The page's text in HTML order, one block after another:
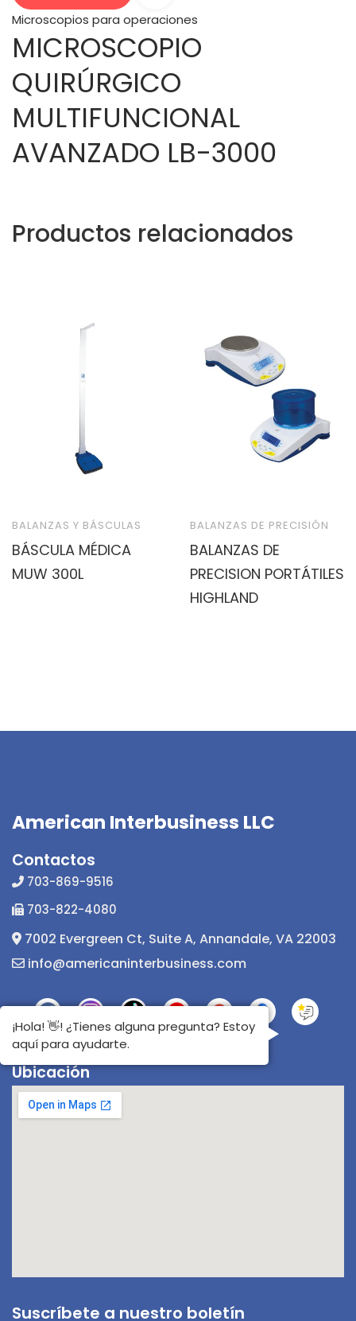
Microscopios para operaciones
MICROSCOPIO
QUIRÚRGICO
MULTIFUNCIONAL
AVANZADO LB-3000
Productos relacionados
BALANZAS Y BÁSCULAS
BÁSCULA MÉDICA
MUW 300L
BALANZAS DE PRECISIÓN
BALANZAS DE
PRECISION PORTÁTILES
HIGHLAND
American Interbusiness LLC
Contactos
703-869-9516
703-822-4080
7002 Evergreen Ct, Suite A, Annandale, VA 22003
info@americaninterbusiness.com
Ubicación
Suscríbete a nuestro boletín
¡Hola! 👋! ¿Tienes alguna pregunta? Estoy
aquí para ayudarte.